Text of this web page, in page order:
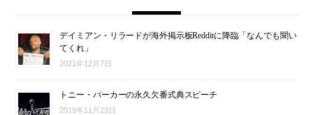
デイミアン・リラードが海外掲示板Redditに降臨「なんでも聞い
てくれ」
2021年12月7日
トニー・パーカーの永久欠番式典スピーチ
2019年11月23日